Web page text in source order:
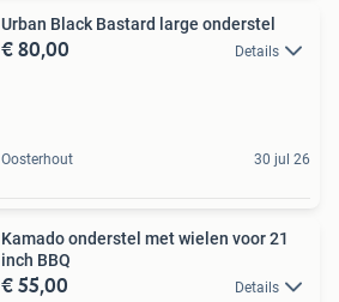
Urban Black Bastard large onderstel
€ 80,00 Details
Oosterhout 30 jul 26
Kamado onderstel met wielen voor 21
inch BBQ
€ 55,00 Details